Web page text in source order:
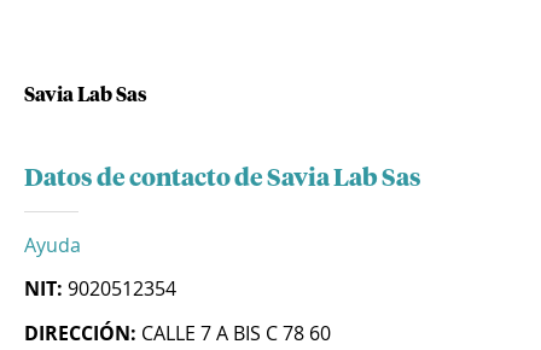
Savia Lab Sas
Datos de contacto de Savia Lab Sas
Ayuda
NIT: 9020512354
DIRECCIÓN: CALLE 7 A BIS C 78 60